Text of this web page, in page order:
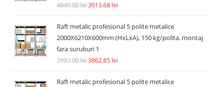
4840.00lei3913.68 lei
Raft metalic profesional 5 polite metalice
2000X6210X600mm (HxLxA), 150 kg/polita, montaj
fara suruburi 1
3993.00lei3862.85 lei
Raft metalic profesional 5 polite metalice